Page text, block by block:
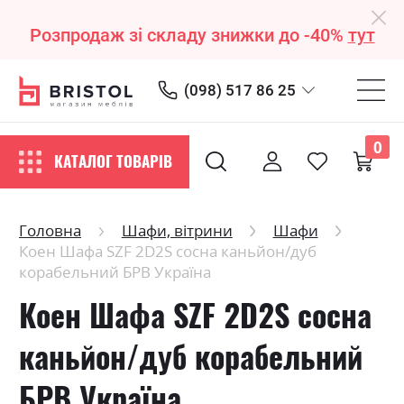
Розпродаж зі складу знижки до -40% тут
(098) 517 86 25
КАТАЛОГ ТОВАРІВ
0
Головна Шафи, вітрини
Шафи
Коен Шафа SZF 2D2S сосна каньйон/дуб
корабельний БРВ Україна
Коен Шафа SZF 2D2S сосна
каньйон/дуб корабельний